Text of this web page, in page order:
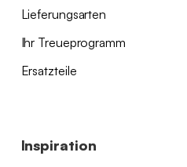
Lieferungsarten
Ihr Treueprogramm
Ersatzteile
Inspiration